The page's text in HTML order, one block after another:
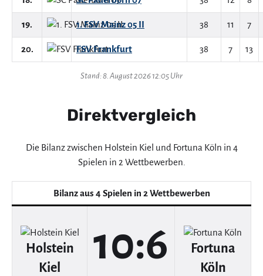
19. 1. FSV Mainz 05 II 38 11 7
20. FSV Frankfurt 38 7 13
Stand: 8. August 2026 12:05 Uhr
Direktvergleich
Die Bilanz zwischen Holstein Kiel und Fortuna Köln in 4
Spielen in 2 Wettbewerben.
Bilanz aus 4 Spielen in 2 Wettbewerben
Holstein
Kiel
10:6
Fortuna
Köln